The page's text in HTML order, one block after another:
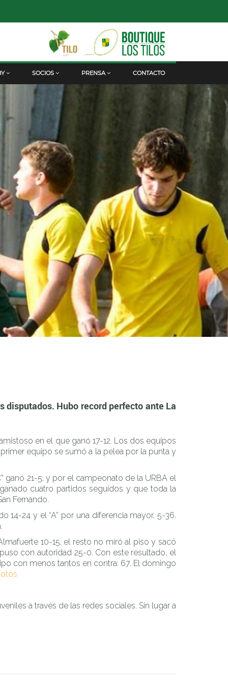
SOCIOS PRENSA CONTACTO
disputados. Hubo record perfecto ante La
en el que ganó 17-12. Los dos equipos
equipo se sumó a la pelea por la punta y
ganó 21-5, y por el campeonato de la URBA el
cuatro partidos seguidos y que toda la
Fernando.
14-24 y el “A” por una diferencia mayor, 5-36.
10-15, el resto no miró al piso y sacó
con autoridad 25-0. Con este resultado, el
con menos tantos en contra: 67. El domingo
a través de las redes sociales. Sin lugar a